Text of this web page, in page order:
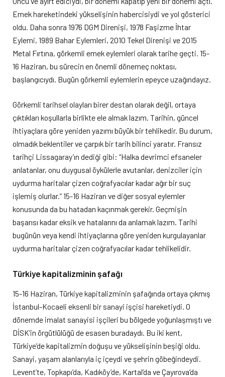
Emek hareketindeki yükselişinin habercisiydi ve yol gösterici
oldu. Daha sonra 1976 DGM Direnişi, 1978 Faşizme İhtar
Eylemi, 1989 Bahar Eylemleri, 2010 Tekel Direnişi ve 2015
Metal Fırtına, görkemli emek eylemleri olarak tarihe geçti. 15-
16 Haziran, bu sürecin en önemli dönemeç noktası,
başlangıcıydı. Bugün görkemli eylemlerin epeyce uzağındayız.
Görkemli tarihsel olayları birer destan olarak değil, ortaya
çıktıkları koşullarla birlikte ele almak lazım. Tarihin, güncel
ihtiyaçlara göre yeniden yazımı büyük bir tehlikedir. Bu durum,
olmadık beklentiler ve çarpık bir tarih bilinci yaratır. Fransız
tarihçi Lissagaray’ın dediği gibi: “Halka devrimci efsaneler
anlatanlar, onu duygusal öykülerle avutanlar, denizciler için
uydurma haritalar çizen coğrafyacılar kadar ağır bir suç
işlemiş olurlar.” 15-16 Haziran ve diğer sosyal eylemler
konusunda da bu hatadan kaçınmak gerekir. Geçmişin
başarısı kadar eksik ve hatalarını da anlamak lazım. Tarihi
bugünün veya kendi ihtiyaçlarına göre yeniden kurgulayanlar
uydurma haritalar çizen coğrafyacılar kadar tehlikelidir.
Türkiye kapitalizminin şafağı
15-16 Haziran, Türkiye kapitalizminin şafağında ortaya çıkmış
İstanbul-Kocaeli eksenli bir sanayi işçisi hareketiydi. O
dönemde imalat sanayisi işçileri bu bölgede yoğunlaşmıştı ve
DİSK’in örgütlülüğü de esasen buradaydı. Bu iki kent,
Türkiye’de kapitalizmin doğuşu ve yükselişinin beşiği oldu.
Sanayi, yaşam alanlarıyla iç içeydi ve şehrin göbeğindeydi.
Levent’te, Topkapı’da, Kadıköy’de, Kartal’da ve Çayırova’da